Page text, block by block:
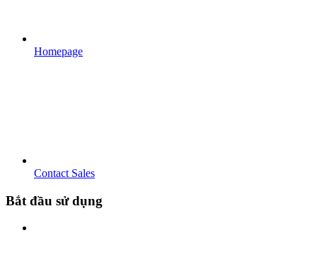
Homepage
Contact Sales
Bắt đầu sử dụng